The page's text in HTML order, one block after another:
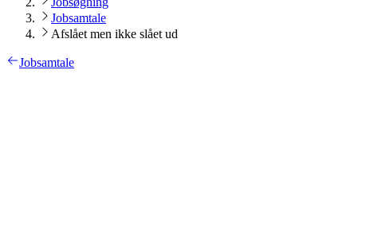
Jobsamtale
Afslået men ikke slået ud
Jobsamtale